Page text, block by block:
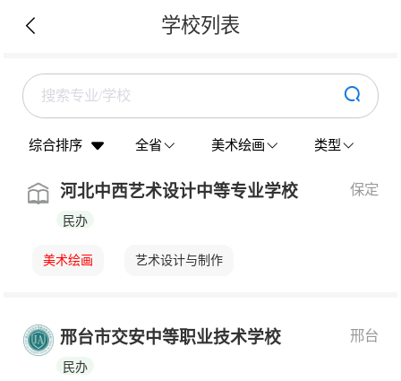
学校列表
综合排序 全省 美术绘画 类型
河北中西艺术设计中等专业学校 保定
民办
美术绘画 艺术设计与制作
邢台市交安中等职业技术学校 邢台
民办